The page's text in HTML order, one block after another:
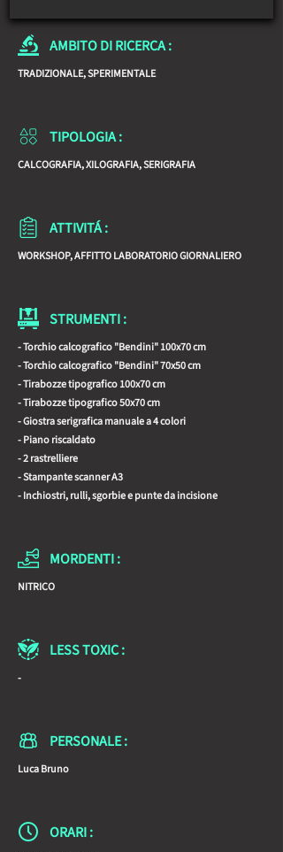
restauratrice Lucrezia Lalli.
ABRUZZO IS NOT ONLY ARROSTICINI!!!
AMBITO DI RICERCA :
TRADIZIONALE, SPERIMENTALE
TIPOLOGIA :
CALCOGRAFIA, XILOGRAFIA, SERIGRAFIA
ATTIVITÁ :
WORKSHOP, AFFITTO LABORATORIO GIORNALIERO
STRUMENTI :
- Torchio calcografico "Bendini" 100x70 cm
- Torchio calcografico "Bendini" 70x50 cm
- Tirabozze tipografico 100x70 cm
- Tirabozze tipografico 50x70 cm
- Giostra serigrafica manuale a 4 colori
- Piano riscaldato
- 2 rastrelliere
- Stampante scanner A3
- Inchiostri, rulli, sgorbie e punte da incisione
MORDENTI :
NITRICO
LESS TOXIC :
-
PERSONALE :
Luca Bruno
ORARI :